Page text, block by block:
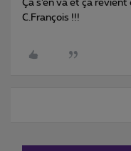
Ça s’en va et ça
C.François !!!